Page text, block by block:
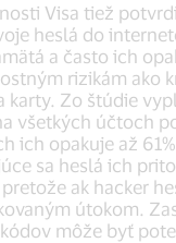
Visa tiež
heslá do
a často ich
rizikám ako
karty. Zo štúdie
všetkých účtoch
ich opakuje až
sa heslá ich
ak hacker
útokom.
môže byť